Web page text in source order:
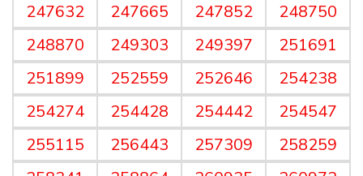
247632
247665 247852
248750
248870
249303 249397
251691
251899
252559 252646
254238
254274
254428 254442
254547
255115
256443 257309
258259